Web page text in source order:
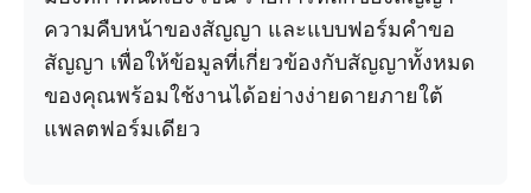
ความคืบหน้าของสัญญา และแบบฟอร์มคำขอ
สัญญา เพื่อให้ข้อมูลที่เกี่ยวข้องกับสัญญาทั้งหมด
ของคุณพร้อมใช้งานได้อย่างง่ายดายภายใต้
แพลตฟอร์มเดียว